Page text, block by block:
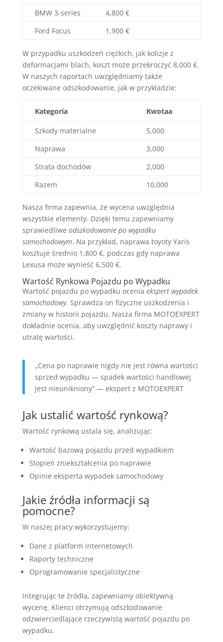
BMW 3-series
4,800 €
Ford Focus
1,900 €
W przypadku uszkodzeń ciężkich, jak kolizje z
deformacjami blach, koszt może przekroczyć 8,000 €.
W naszych raportach uwzględniamy także
oczekiwane odszkodowanie, jak w przykładzie:
Kategoria Kwotaa
Szkody materialne
5,000
Naprawa
3,000
Strata dochodów
2,000
Razem
10,000
Nasza firma zapewnia, że wycena uwzględnia
wszystkie elementy. Dzięki temu zapewniamy
sprawiedliwe odszkodowanie po wypadku
samochodowym. Na przykład, naprawa toyoty Yaris
kosztuje średnio 1,800 €, podczas gdy naprawa
Lexusa może wynieść 6,500 €.
Wartość Rynkowa Pojazdu po Wypadku
Wartość pojazdu po wypadku ocenia ekspert wypadek
samochodowy. Sprawdza on fizyczne uszkodzenia i
zmiany w historii pojazdu. Nasza firma MOTOEXPERT
dokładnie ocenia, aby uwzględnić koszty naprawy i
utratę wartości.
„Cena po naprawie nigdy nie jest równa wartości
sprzed wypadku — spadek wartości handlowej
jest nieunikniony” — ekspert z MOTOEXPERT
Jak ustalić wartość rynkową?
Wartość rynkową ustala się, analizując:
Wartość bazową pojazdu przed wypadkiem
Stopień zniekształcenia po naprawie
Opinie eksperta wypadek samochodowy
Jakie źródła informacji są
pomocne?
W naszej pracy wykorzystujemy:
Dane z platform internetowych
Raporty techniczne
Oprogramowanie specjalistyczne
Integrując te źródła, zapewniamy obiektywną
wycenę. Klienci otrzymują odszkodowanie
odzwierciedlające rzeczywistą wartość pojazdu po
wypadku.